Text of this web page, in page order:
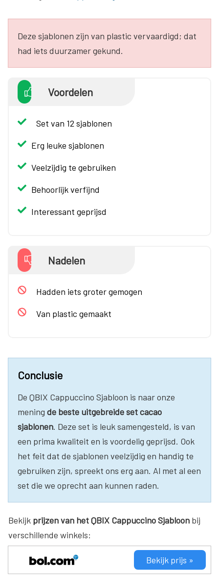
Deze sjablonen zijn van plastic vervaardigd; dat
had iets duurzamer gekund.
Voordelen
Set van 12 sjablonen
Erg leuke sjablonen
Veelzijdig te gebruiken
Behoorlijk verfijnd
Interessant geprijsd
Nadelen
Hadden iets groter gemogen
Van plastic gemaakt
Conclusie
De QBIX Cappuccino Sjabloon is naar onze
mening de beste uitgebreide set cacao
sjablonen. Deze set is leuk samengesteld, is van
een prima kwaliteit en is voordelig geprijsd. Ook
het feit dat de sjablonen veelzijdig en handig te
gebruiken zijn, spreekt ons erg aan. Al met al een
set die we oprecht aan kunnen raden.
Bekijk prijzen van het QBIX Cappuccino Sjabloon bij
verschillende winkels:
Bekijk prijs »